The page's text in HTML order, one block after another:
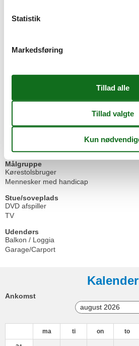
Grundlæggende
Køkkener
Kaffemaskine
Opvaskemaskine
Målgruppe
Kørestolsbruger
Mennesker med handicap
Stue/soveplads
DVD afspiller
TV
Udendørs
Balkon / Loggia
Garage/Carport
Kalender
Ankomst
ma ti on to
Statistik
Markedsføring